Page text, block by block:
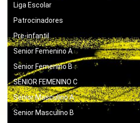
Liga Escolar
Patrocinadores
Pre-infantil
Senior Femenino A
Senior Femenino B
SENIOR FEMENINO C
Senior Masculino A
Senior Masculino B